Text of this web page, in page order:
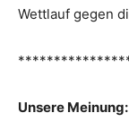
Wettlauf gegen
Unsere Meinung: